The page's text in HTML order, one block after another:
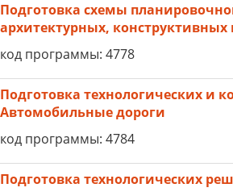
Подготовка схемы
архитектурных,
код программы: 4778
Подготовка технологических и
Автомобильные дороги
код программы: 4784
Подготовка технологических